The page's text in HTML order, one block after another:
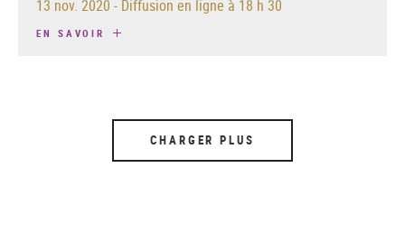
13 nov. 2020 - Diffusion en ligne à 18 h 30
EN SAVOIR
CHARGER PLUS